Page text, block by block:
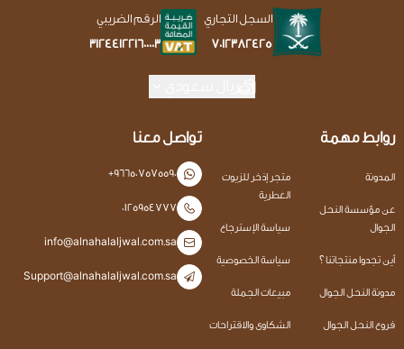
السجل التجاري
7012382425
الرقم الضريبي
312441221600003
روابط مهمة
المدونة
عن مؤسسة النحل
الجوال
أين تجدوا منتجاتنا ؟
مدونة النحل الجوال
فروع النحل الجوال
متجر إذخر للزيوت
العطرية
سياسة الإسترجاع
سياسة الخصوصية
مبيعات الجملة
الشكاوى والاقتراحات
تواصل معنا
+966507575590
0125954777
info@alnahalaljwal.com.sa
Support@alnahalaljwal.com.sa